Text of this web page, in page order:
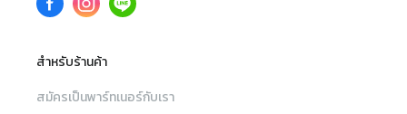
สำหรับร้านค้า
สมัครเป็นพาร์ทเนอร์กับเรา